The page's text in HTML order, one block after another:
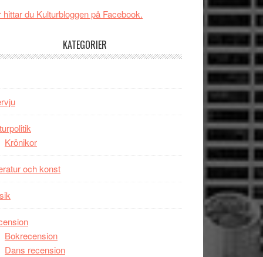
Toronto
vara
någonsin
hittar du Kulturbloggen på Facebook.
KATEGORIER
Krönikor
och konst
Bokrecension
Dans recension